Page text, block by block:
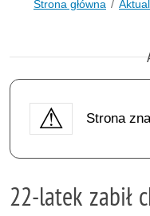
Strona główna
Strona
22-latek zabił